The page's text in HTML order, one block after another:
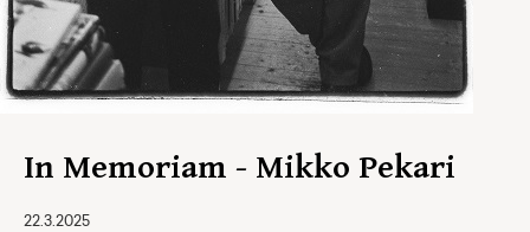
In Memoriam - Mikko Pekari
22.3.2025